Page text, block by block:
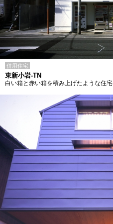
併用住宅
東新小岩-TN
白い箱と赤い箱を積み上げたような住宅